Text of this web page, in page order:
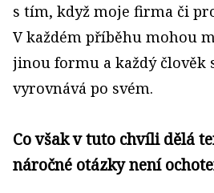
s tím, když moje firma či
V každém příběhu mohou
jinou formu a každý člověk
vyrovnává po svém.
Co však v tuto chvíli dělá
náročné otázky není